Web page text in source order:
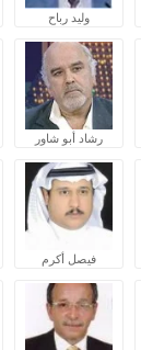
وليد رباح
رشاد أبو شاور
فيصل أكرم